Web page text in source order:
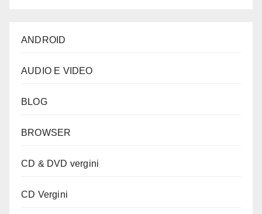
ANDROID
AUDIO E VIDEO
BLOG
BROWSER
CD & DVD vergini
CD Vergini